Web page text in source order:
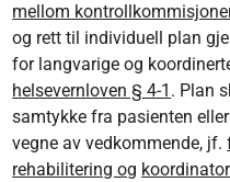
mellom
og rett til individuell plan
for langvarige og
helsevernloven § 4-1 . Plan
samtykke fra pasienten
vegne av vedkommende, jf.
rehabilitering og